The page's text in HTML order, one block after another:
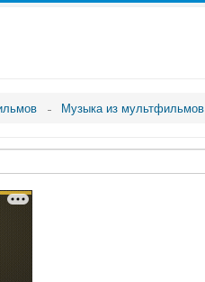
Музыка из мультфильмов